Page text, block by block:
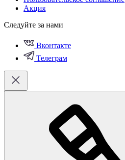
Акция
Следуйте за нами
Вконтакте
Телеграм